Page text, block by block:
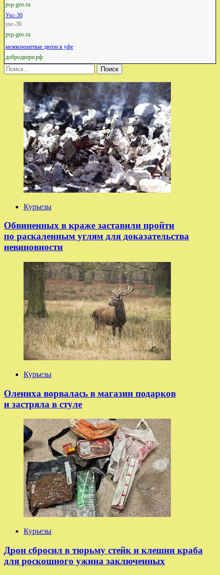
psp-geo.ru
Укс-30
укс-30
psp-geo.ru
межкомнатные двери в уфе
добродвери.рф
Найти:
Курьезы
Обвиненных в краже заставили пройти
по раскаленным углям для доказательства
невиновности
Курьезы
Олениха ворвалась в магазин подарков
и застряла в стуле
Курьезы
Дрон сбросил в тюрьму стейк и клешни краба
для роскошного ужина заключенных